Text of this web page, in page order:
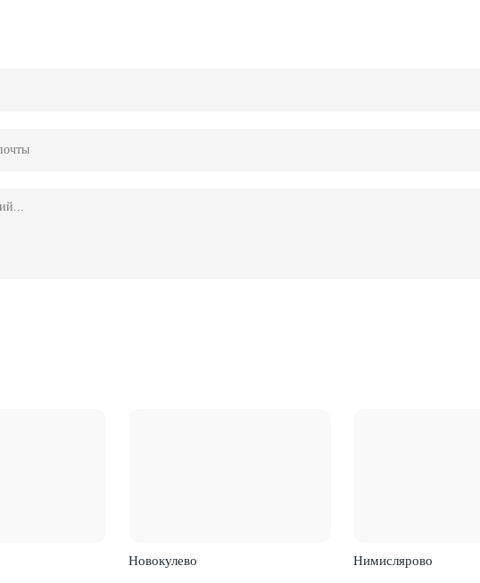
Новокулево Нимислярово